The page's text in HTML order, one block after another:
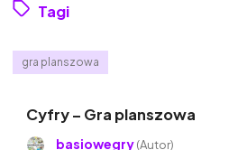
Tagi
gra planszowa
Cyfry – Gra planszowa
basiowegry(Autor)